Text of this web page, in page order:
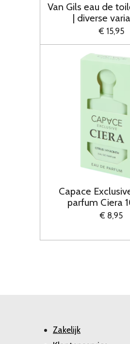
Van Gils eau de
| diverse
€ 15,95
Capace
parfum Ciera
€ 8,95
Zakelijk